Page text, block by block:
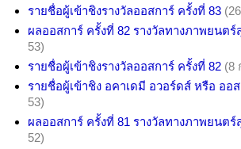
รายชื่อผู้เข้าชิงรางวัลออสการ์ ครั้งที่ 83
ผลออสการ์ ครั้งที่ 82 รางวัลทางภาพยนต
53)
รายชื่อผู้เข้าชิงรางวัลออสการ์ ครั้งที่ 82 (8
รายชื่อผู้เข้าชิง อคาเดมี อวอร์ดส์ หรือ ออ
53)
ผลออสการ์ ครั้งที่ 81 รางวัลทางภาพยนต
52)